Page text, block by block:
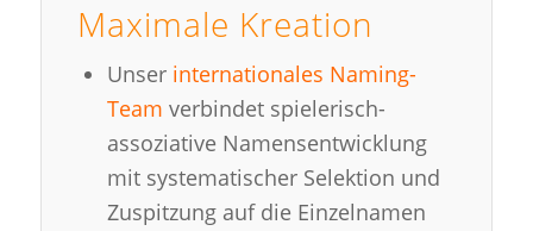
Maximale Kreation
Unser internationales Naming-
Team verbindet spielerisch-
assoziative Namensentwicklung
mit systematischer Selektion und
Zuspitzung auf die Einzelnamen